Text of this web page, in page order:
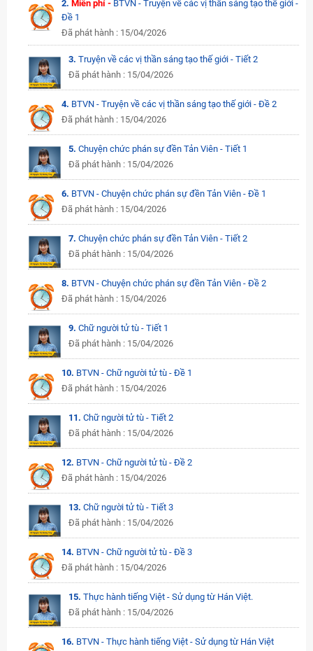
2.Miễn phí - BTVN - Truyện về các vị thần sáng tạo thế giới -
Đề 1
Đã phát hành : 15/04/2026
3. Truyện về các vị thần sáng tạo thế giới - Tiết 2
Đã phát hành : 15/04/2026
4. BTVN - Truyện về các vị thần sáng tạo thế giới - Đề 2
Đã phát hành : 15/04/2026
5. Chuyện chức phán sự đền Tản Viên - Tiết 1
Đã phát hành : 15/04/2026
6. BTVN - Chuyện chức phán sự đền Tản Viên - Đề 1
Đã phát hành : 15/04/2026
7. Chuyện chức phán sự đền Tản Viên - Tiết 2
Đã phát hành : 15/04/2026
8. BTVN - Chuyện chức phán sự đền Tản Viên - Đề 2
Đã phát hành : 15/04/2026
9. Chữ người tử tù - Tiết 1
Đã phát hành : 15/04/2026
10. BTVN - Chữ người tử tù - Đề 1
Đã phát hành : 15/04/2026
11. Chữ người tử tù - Tiết 2
Đã phát hành : 15/04/2026
12. BTVN - Chữ người tử tù - Đề 2
Đã phát hành : 15/04/2026
13. Chữ người tử tù - Tiết 3
Đã phát hành : 15/04/2026
14. BTVN - Chữ người tử tù - Đề 3
Đã phát hành : 15/04/2026
15. Thực hành tiếng Việt - Sử dụng từ Hán Việt.
Đã phát hành : 15/04/2026
16. BTVN - Thực hành tiếng Việt - Sử dụng từ Hán Việt